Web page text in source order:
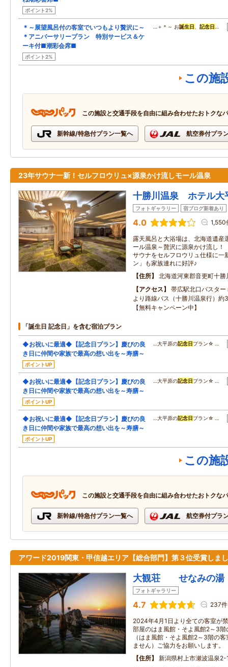
ポイント2%
＊～展望風呂付の客室でいつもより贅沢に～
＊アニバーサリープラン 特別サービス＆ケ
ーキ付■潮彩会席■
ポイント2%
…＋＊～ お誕生日 、記念日 …
この施
この施設と交通手段を自由に組み合わせたおトクな
新幹線/特急付プラン一覧へ 航空券付プラ
23年サウナ一新！セルフロウリュ×源泉かけ流しモール温泉
十勝川温泉 ホテル大
フォトギャラリー 宿ブログ新着あり
4.0 1,550
露天風呂と大浴場は、北海道遺産
ール温泉～贅沢に源泉かけ流し
サウナをセルフロウリュ仕様に一
ン」も家族連れに好評♪
住所
北海道河東郡音更町十
アクセス
帯広駅北口バスタ
より路線バス（十勝川温泉行）
【無料キャンペーン中】
「誕生日 記念日」を含む宿泊プラン
◆お祝いに最適◆【記念日プラン】慶びの良
き日に仲間や家族で最高の想い出を～寿膳～
ポイントUP
…大平原の記念日 プラン☆ …
◆お祝いに最適◆【記念日プラン】慶びの良
き日に仲間や家族で最高の想い出を～寿膳～
ポイントUP
…大平原の記念日 プラン☆ …
◆お祝いに最適◆【記念日プラン】慶びの良
き日に仲間や家族で最高の想い出を～寿膳～
ポイントUP
…大平原の記念日 プラン☆ …
この施
この施設と交通手段を自由に組み合わせたおトクな
新幹線/特急付プラン一覧へ 航空券付プラ
アワード2019関東・甲信越エリア【総合部門】第３位受賞しま
大観荘 せなみの湯
フォトギャラリー
4.7 237件
2024年4月1日より全ての客室が
部屋のはま風館・そよ風館2～3
（はま風館・そよ風館2～3階の
ません）ご協力をお願いします。
住所
新潟県村上市瀬波温泉